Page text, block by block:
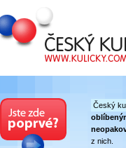
Český kuličkový svaz
Český
z nich.